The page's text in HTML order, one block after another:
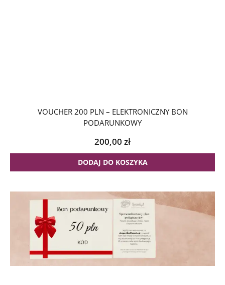
VOUCHER 200 PLN – ELEKTRONICZNY BON
PODARUNKOWY
200,00 zł
DODAJ DO KOSZYKA